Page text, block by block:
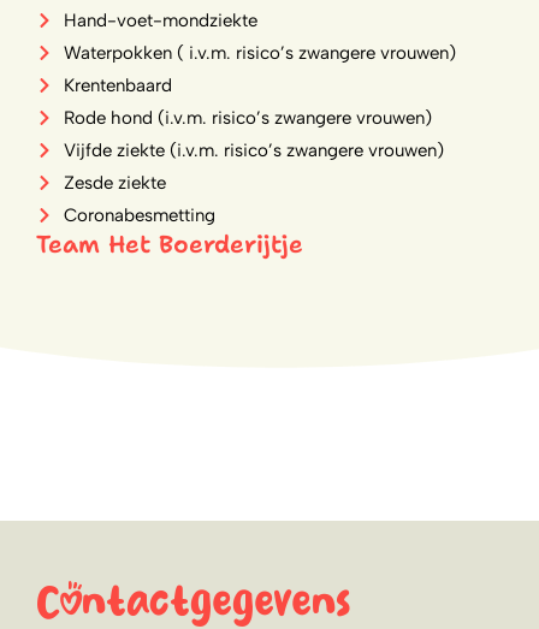
Hand-voet-mondziekte
Waterpokken ( i.v.m. risico’s zwangere vrouwen)
Krentenbaard
Rode hond (i.v.m. risico’s zwangere vrouwen)
Vijfde ziekte (i.v.m. risico’s zwangere vrouwen)
Zesde ziekte
Coronabesmetting
Team Het Boerderijtje
Contactgegevens